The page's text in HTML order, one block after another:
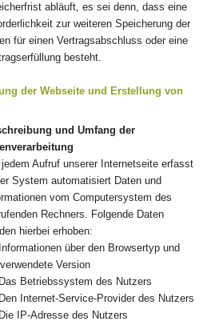
abläuft, es sei denn, dass eine
zur weiteren Speicherung der
für einen Vertragsabschluss oder eine
besteht.
der Webseite und Erstellung von
und Umfang der
jedem Aufruf unserer Internetseite erfasst
System automatisiert Daten und
vom Computersystem des
Rechners. Folgende Daten
hierbei erhoben:
über den Browsertyp und
Version
Betriebssystem des Nutzers
Internet-Service-Provider des Nutzers
IP-Adresse des Nutzers